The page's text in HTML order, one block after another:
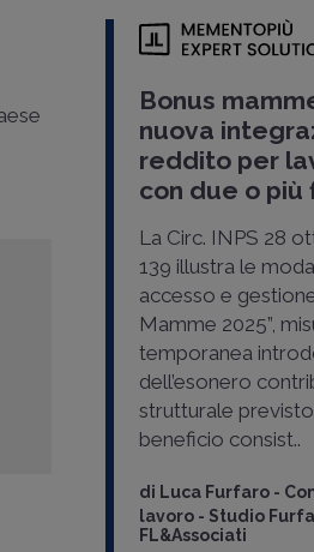
Bonus
nuova
reddito per
con due o più
La Circ. INPS 28
139 illustra le
accesso e
Mamme 2025”,
temporanea
dell’esonero
strutturale previsto
beneficio consist..
di Luca Furfaro -
lavoro - Studio
FL&Associati